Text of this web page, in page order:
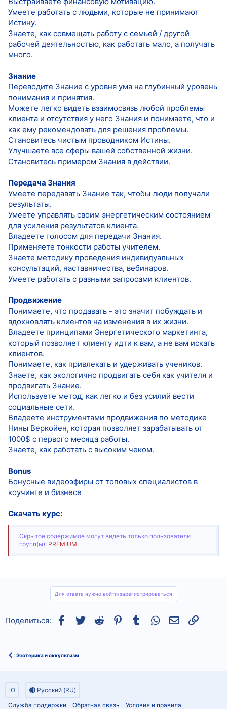
Умеете работать с людьми, которые не принимают
Истину.
Знаете, как совмещать работу с семьей / другой
рабочей деятельностью, как работать мало, а получать
много.
Знание
Переводите Знание с уровня ума на глубинный уровень
понимания и принятия.
Можете легко видеть взаимосвязь любой проблемы
клиента и отсутствия у него Знания и понимаете, что и
как ему рекомендовать для решения проблемы.
Становитесь чистым проводником Истины.
Улучшаете все сферы вашей собственной жизни.
Становитесь примером Знания в действии.
Передача Знания
Умеете передавать Знание так, чтобы люди получали
результаты.
Умеете управлять своим энергетическим состоянием
для усиления результатов клиента.
Владеете голосом для передачи Знания.
Применяете тонкости работы учителем.
Знаете методику проведения индивидуальных
консультаций, наставничества, вебинаров.
Умеете работать с разными запросами клиентов.
Продвижение
Понимаете, что продавать - это значит побуждать и
вдохновлять клиентов на изменения в их жизни.
Владеете принципами Энергетического маркетинга,
который позволяет клиенту идти к вам, а не вам искать
клиентов.
Понимаете, как привлекать и удерживать учеников.
Знаете, как экологично продвигать себя как учителя и
продвигать Знание.
Используете метод, как легко и без усилий вести
социальные сети.
Владеете инструментами продвижения по методике
Нины Веркойен, которая позволяет зарабатывать от
1000$ с первого месяца работы.
Знаете, как работать с высоким чеком.
Bonus
Бонусные видеоэфиры от топовых специалистов в
коучинге и бизнесе
Скачать курс:
Скрытое содержимое могут видеть только пользователи
групп(ы): PREMIUM
Для ответа нужно войти/зарегистрироваться
Поделиться: Facebook
TwitterReddit Pinterest
Tumblr WhatsAppСсылка
Эзотерика и оккультизм
iO
Русский (RU)
Служба поддержки
Обратная связь Условия и правила